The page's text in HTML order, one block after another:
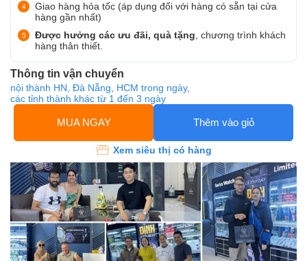
Giao hàng hỏa tốc (áp dụng đối với hàng có sẵn tại cửa
hàng gần nhất)
Được hưởng các ưu đãi, quà tặng , chương trình khách
hàng thân thiết.
Thông tin vận chuyển
nội thành HN, Đà Nẵng, HCM trong ngày,
các tỉnh thành khác từ 1 đến 3 ngày
MUA NGAY Thêm vào giỏ
Xem siêu thị có hàng